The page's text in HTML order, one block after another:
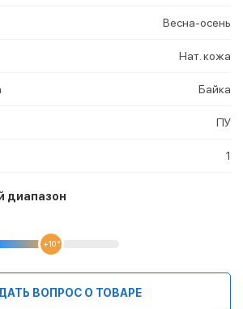
Весна-осень
Нат. кожа
Байка
ПУ
1
диапазон
+10 °
ВОПРОС О ТОВАРЕ